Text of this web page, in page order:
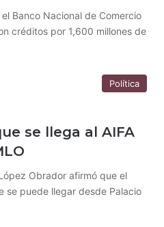
Banco Nacional de Comercio
créditos por 1,600 millones de
Política
se llega al AIFA
Obrador afirmó que el
se puede llegar desde Palacio